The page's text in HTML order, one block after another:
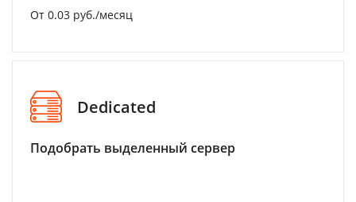
От 0.03 руб./месяц
Dedicated
Подобрать выделенный сервер